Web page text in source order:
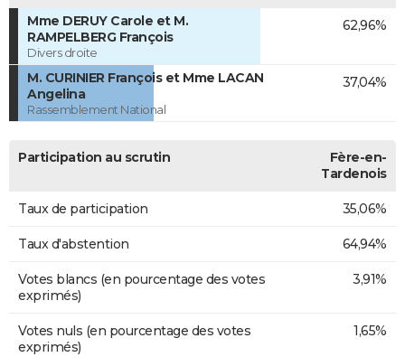
Mme DERUY Carole et M.
RAMPELBERG François
Divers droite
62,96%
M. CURINIER François et Mme LACAN
Angelina
Rassemblement National
37,04%
Participation au scrutin
Fère-en-
Tardenois
Taux de participation 35,06%
Taux d'abstention 64,94%
Votes blancs (en pourcentage des votes
exprimés)
3,91%
Votes nuls (en pourcentage des votes
exprimés)
1,65%